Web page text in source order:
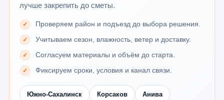
лучше закрепить до сметы.
Проверяем район и подъезд до выбора решения.
Учитываем сезон, влажность, ветер и доставку.
Согласуем материалы и объём до старта.
Фиксируем сроки, условия и канал связи.
Южно-Сахалинск Корсаков Анива